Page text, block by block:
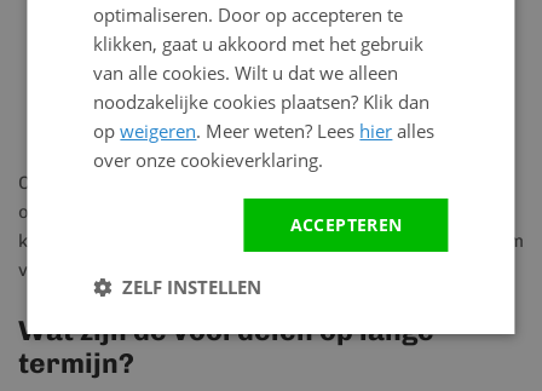
gevelbekleding te strak monteren
geen rekening houden met uitzetting van materiaal
aansluitingen rond ramen en dakranden niet goed
uitwerken
Ook wordt de totale dikte van de nieuwe gevel soms
onderschat. Door isolatie, regelwerk en gevelbekleding
komt de buitenzijde verder naar voren. Controleer daarom
vooraf of bestaande details nog passen.
Wat zijn de voordelen op lange
termijn?
optimaliseren. Door op accepteren te
klikken, gaat u akkoord met het gebruik
van alle cookies. Wilt u dat we alleen
noodzakelijke cookies plaatsen? Klik dan
opweigeren. Meer weten? Lees hier alles
over onze cookieverklaring.
ACCEPTEREN
ZELF INSTELLEN